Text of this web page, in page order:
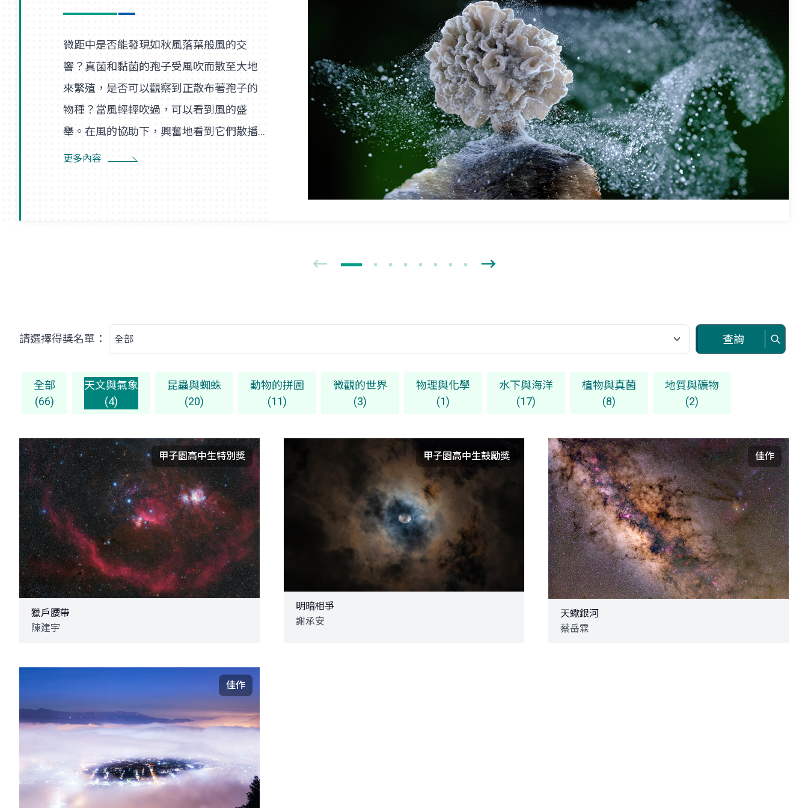
微距中是否能發現如秋風落葉般風的交
響？真菌和黏菌的孢子受風吹而散至大地
來繁殖，是否可以觀察到正散布著孢子的
物種？當風輕輕吹過，可以看到風的盛
舉。在風的協助下，興奮地看到它們散播
孢子的盛況，在精彩過程中也看到了風的
更多內容
請選擇得獎名單： 查詢
全部
(66)
天文與氣象
(4)
昆蟲與蜘蛛
(20)
動物的拼圖
(11)
微觀的世界
(3)
物理與化學
(1)
水下與海洋
(17)
植物與真菌
(8)
地質與礦物
(2)
甲子園高中生特別獎
獵戶腰帶
陳建宇
甲子園高中生鼓勵獎
明暗相爭
謝承安
佳作
天蠍銀河
蔡岳霖
佳作